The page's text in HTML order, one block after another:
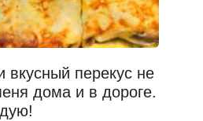
вкусный перекус не
дома и в дороге.